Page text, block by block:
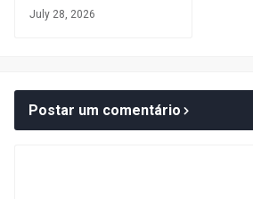
July 28, 2026
Postar um comentário